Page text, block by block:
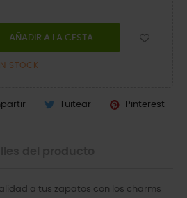
AÑADIR A LA CESTA
STOCK
Tuitear Pinterest
a tus zapatos con los charms